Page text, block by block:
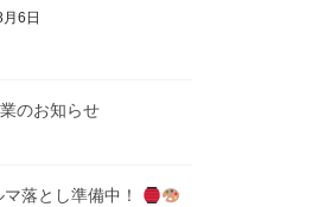
6日
のお知らせ
マ落とし準備中！